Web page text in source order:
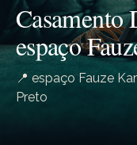
Casamento
espaço
📍 espaço Fauze
Preto